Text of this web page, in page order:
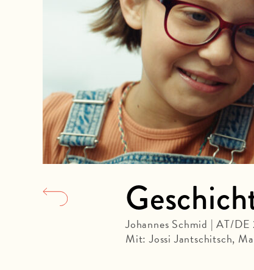
Johannes Schmid | AT/
Mit: Jossi Jantschitsch,